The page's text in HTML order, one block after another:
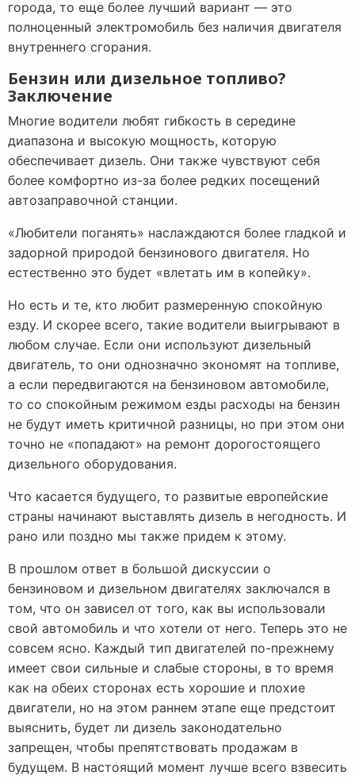
города, то еще более лучший вариант — это
полноценный электромобиль без наличия двигателя
внутреннего сгорания.
Бензин или дизельное топливо?
Заключение
Многие водители любят гибкость в середине
диапазона и высокую мощность, которую
обеспечивает дизель. Они также чувствуют себя
более комфортно из-за более редких посещений
автозаправочной станции.
«Любители поганять» наслаждаются более гладкой и
задорной природой бензинового двигателя. Но
естественно это будет «влетать им в копейку».
Но есть и те, кто любит размеренную спокойную
езду. И скорее всего, такие водители выигрывают в
любом случае. Если они используют дизельный
двигатель, то они однозначно экономят на топливе,
а если передвигаются на бензиновом автомобиле,
то со спокойным режимом езды расходы на бензин
не будут иметь критичной разницы, но при этом они
точно не «попадают» на ремонт дорогостоящего
дизельного оборудования.
Что касается будущего, то развитые европейские
страны начинают выставлять дизель в негодность. И
рано или поздно мы также придем к этому.
В прошлом ответ в большой дискуссии о
бензиновом и дизельном двигателях заключался в
том, что он зависел от того, как вы использовали
свой автомобиль и что хотели от него. Теперь это не
совсем ясно. Каждый тип двигателей по-прежнему
имеет свои сильные и слабые стороны, в то время
как на обеих сторонах есть хорошие и плохие
двигатели, но на этом раннем этапе еще предстоит
выяснить, будет ли дизель законодательно
запрещен, чтобы препятствовать продажам в
будущем. В настоящий момент лучше всего взвесить